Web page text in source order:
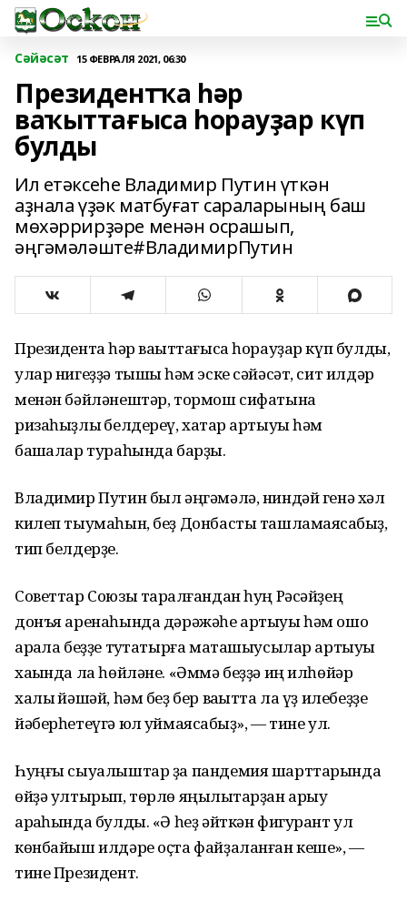
Сәйәсәт 15 ФЕВРАЛЯ 2021, 06:30
Президентҡа һәр
ваҡыттағыса һорауҙар күп
булды
Ил етәксеһе Владимир Путин үткән
аҙнала үҙәк матбуғат сараларының баш
мөхәррирҙәре менән осрашып,
әңгәмәләште#ВладимирПутин
Президентҡа һәр ваҡыттағыса һорауҙар күп булды,
улар нигеҙҙә тышҡы һәм эске сәйәсәт, сит илдәр
менән бәйләнештәр, тормош сифатына
ризаһыҙлыҡ белдереү, хаҡтар артыуы һәм
башҡалар тураһында барҙы.
Владимир Путин был әңгәмәлә, ниндәй генә хәл
килеп тыумаһын, беҙ Донбасты ташламаясаҡбыҙ,
тип белдерҙе.
Советтар Союзы тарҡалғандан һуң Рәсәйҙең
донъя аренаһында дәрәжәһе артыуы һәм ошо
арҡала беҙҙе туҡтатырға маташыусылар артыуы
хаҡында ла һөйләне. «Әммә беҙҙә иң илһөйәр
халыҡ йәшәй, һәм беҙ бер ваҡытта ла үҙ илебеҙҙе
йәберһетеүгә юл ҡуймаясаҡбыҙ», — тине ул.
Һуңғы сыуалыштар ҙа пандемия шарттарында
өйҙә ултырып, төрлө яңылыҡтарҙан арыу
арҡаһында булды. «Ә һеҙ әйткән фигурант ул
көнбайыш илдәре оҫта файҙаланған кеше», —
тине Президент.